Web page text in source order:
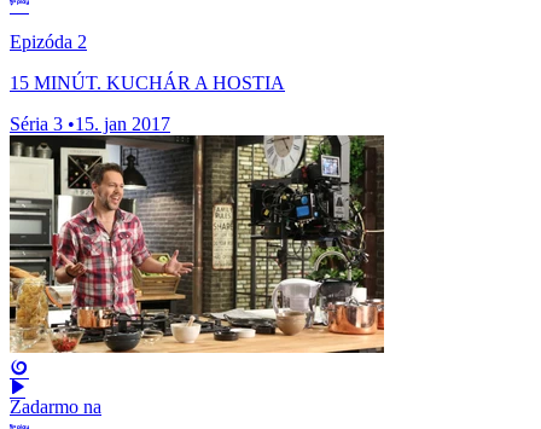
Epizóda 2
15 MINÚT. KUCHÁR A HOSTIA
Séria 3 •15. jan 2017
Zadarmo na